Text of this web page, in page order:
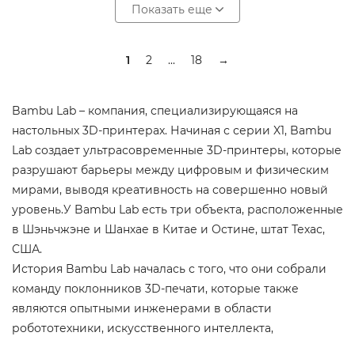
Показать еще
1 2 ... 18 →
Bambu Lab – компания, специализирующаяся на
настольных 3D-принтерах. Начиная с серии X1, Bambu
Lab создает ультрасовременные 3D-принтеры, которые
разрушают барьеры между цифровым и физическим
мирами, выводя креативность на совершенно новый
уровень.У Bambu Lab есть три объекта, расположенные
в Шэньчжэне и Шанхае в Китае и Остине, штат Техас,
США.
История Bambu Lab началась с того, что они собрали
команду поклонников 3D-печати, которые также
являются опытными инженерами в области
робототехники, искусственного интеллекта,